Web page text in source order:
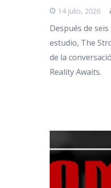
14 julio, 2026
Después de
estudio, The
de la
Reality Awaits.